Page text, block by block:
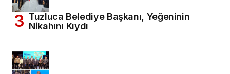
Tuzluca Belediye Başkanı, Yeğeninin
Nikahını Kıydı